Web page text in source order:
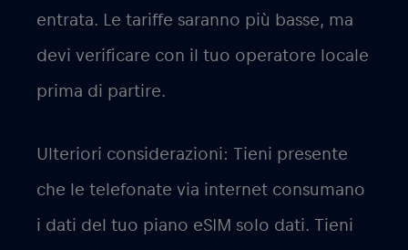
entrata. Le tariffe saranno più basse, ma
devi verificare con il tuo operatore locale
prima di partire.
Ulteriori considerazioni: Tieni presente
che le telefonate via internet consumano
i dati del tuo piano eSIM solo dati. Tieni